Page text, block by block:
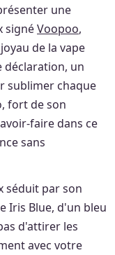
une
signéVoopoo,
de la vape
déclaration, un
sublimer chaque
fort de son
faire dans ce
sans
séduit par son
Iris Blue, d'un bleu
d'attirer les
avec votre